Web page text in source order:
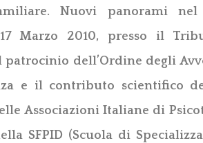
Nuovi panorami nel
Marzo 2010, presso il
patrocinio dell’Ordine degli
e il contributo scientifico
Associazioni Italiane di
SFPID (Scuola di